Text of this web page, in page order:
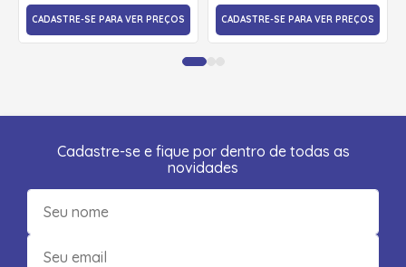
CADASTRE-SE PARA VER PREÇOS CADASTRE-SE PARA VER PREÇOS
Cadastre-se e fique por dentro de todas as
novidades